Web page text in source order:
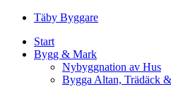
Skip
content
Täby Byggare
Start
Bygg & Mark
Nybyggnation av Hus
Bygga Altan, Trädäck